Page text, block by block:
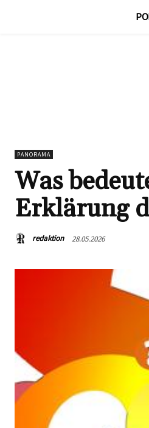
PANORAMA
Was
Erklärung
redaktion 28.05.2026